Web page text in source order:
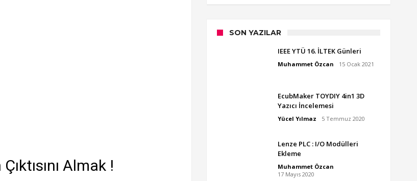
Almak !
SON YAZILAR
IEEE YTÜ 16. İLTEK Günleri
Muhammet Özcan 15 Ocak 2021
EcubMaker TOYDIY 4in1 3D
Yazıcı İncelemesi
Yücel Yılmaz 5 Temmuz 2020
Lenze PLC : I/O Modülleri
Ekleme
Muhammet Özcan
17 Mayıs 2020